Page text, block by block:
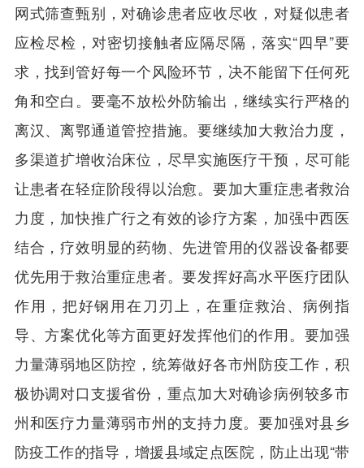
网式筛查甄别，对确诊患者应收尽收，对疑似患者
应检尽检，对密切接触者应隔尽隔，落实“四早”要
求，找到管好每一个风险环节，决不能留下任何死
角和空白。要毫不放松外防输出，继续实行严格的
离汉、离鄂通道管控措施。要继续加大救治力度，
多渠道扩增收治床位，尽早实施医疗干预，尽可能
让患者在轻症阶段得以治愈。要加大重症患者救治
力度，加快推广行之有效的诊疗方案，加强中西医
结合，疗效明显的药物、先进管用的仪器设备都要
优先用于救治重症患者。要发挥好高水平医疗团队
作用，把好钢用在刀刃上，在重症救治、病例指
导、方案优化等方面更好发挥他们的作用。要加强
力量薄弱地区防控，统筹做好各市州防疫工作，积
极协调对口支援省份，重点加大对确诊病例较多市
州和医疗力量薄弱市州的支持力度。要加强对县乡
防疫工作的指导，增援县域定点医院，防止出现“带